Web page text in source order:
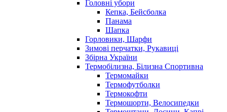
Головні убори
Кепка, Бейсболка
Панама
Шапка
Горловики, Шарфи
Зимові перчатки, Рукавиці
Збірна України
Термобілизна, Білизна Спортивна
Термомайки
Термофутболки
Термокофти
Термошорти, Велосипедки